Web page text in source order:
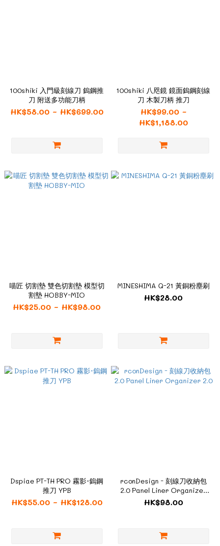
100shiki 入門級刻線刀 鎢鋼推
刀 附送多功能刀柄
HK$58.00 ~ HK$699.00
100shiki 八咫鏡 鏡面鎢鋼刻線
刀 木製刀柄 推刀
HK$99.00 ~
HK$1,188.00
喵匠 切割墊 雙色切割墊 模型切
割墊 HOBBY-MIO
HK$25.00 ~ HK$98.00
MINESHIMA Q-21 黃銅粉塵刷
HK$28.00
Dspiae PT-TH PRO 霧影·鎢鋼
推刀 YPB
HK$55.00 ~ HK$128.00
rconDesign - 刻線刀收納包
2.0 Panel Liner Organizer
2.0
HK$98.00